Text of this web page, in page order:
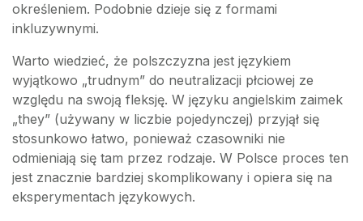
określeniem. Podobnie dzieje się z formami
inkluzywnymi.
Warto wiedzieć, że polszczyzna jest językiem
wyjątkowo „trudnym” do neutralizacji płciowej ze
względu na swoją fleksję. W języku angielskim zaimek
„they” (używany w liczbie pojedynczej) przyjął się
stosunkowo łatwo, ponieważ czasowniki nie
odmieniają się tam przez rodzaje. W Polsce proces ten
jest znacznie bardziej skomplikowany i opiera się na
eksperymentach językowych.